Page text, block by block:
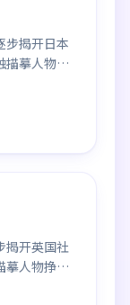
步揭开日本
描摹人物挣
揭开英国社
摹人物挣